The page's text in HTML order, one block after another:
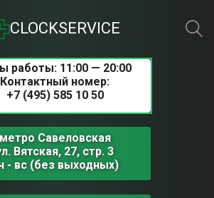
CLOCKSERVICE
работы: 11:00 — 20:00
Контактный номер:
+7 (495) 585 10 50
метро Савеловская
Вятская, 27, стр. 3
- вс (без выходных)